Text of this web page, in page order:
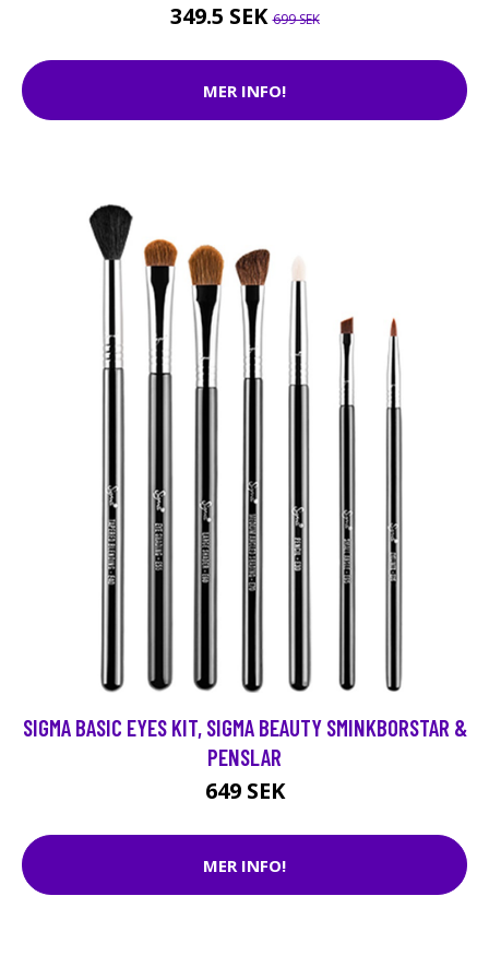
349.5 SEK699 SEK
MER INFO!
SIGMA BASIC EYES KIT, SIGMA BEAUTY SMINKBORSTAR &
PENSLAR
649 SEK
MER INFO!